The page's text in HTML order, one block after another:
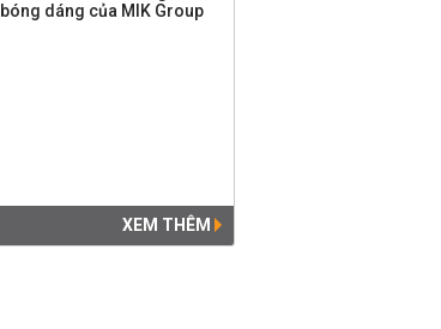
bóng dáng của MIK Group
XEM THÊM